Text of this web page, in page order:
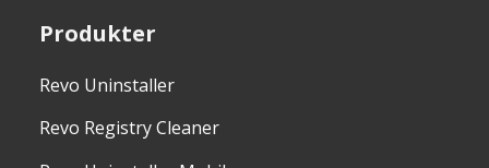
Produkter
Revo Uninstaller
Revo Registry Cleaner